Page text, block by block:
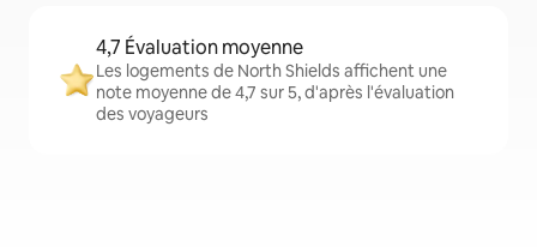
4,7 Évaluation moyenne
Les logements de North Shields affichent une
note moyenne de 4,7 sur 5, d'après l'évaluation
des voyageurs